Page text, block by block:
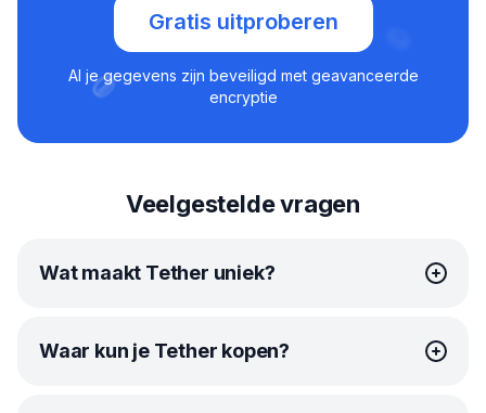
Gratis uitproberen
Al je gegevens zijn beveiligd met geavanceerde
encryptie
Veelgestelde vragen
Wat maakt Tether uniek?
Het onderscheidende kenmerk van USDT is dat
de waarde ervan vastligt ten opzichte van
Waar kun je Tether kopen?